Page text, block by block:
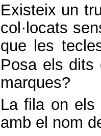
Existeix un
col·locats
que les
Posa els dits
marques?
La fila on els
amb el nom